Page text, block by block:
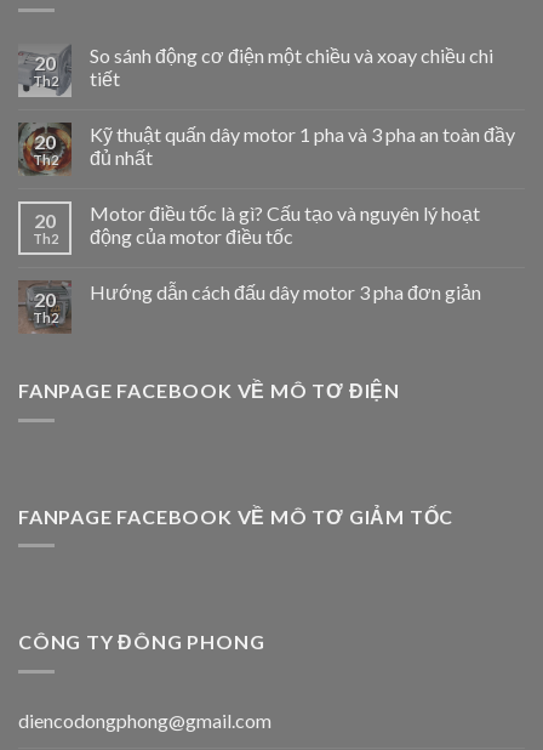
20
Th2
So sánh động cơ điện một chiều và xoay chiều chi
tiết
20
Th2
Kỹ thuật quấn dây motor 1 pha và 3 pha an toàn đầy
đủ nhất
20
Th2
Motor điều tốc là gì? Cấu tạo và nguyên lý hoạt
động của motor điều tốc
20
Th2
Hướng dẫn cách đấu dây motor 3 pha đơn giản
FANPAGE FACEBOOK VỀ MÔ TƠ ĐIỆN
FANPAGE FACEBOOK VỀ MÔ TƠ GIẢM TỐC
CÔNG TY ĐÔNG PHONG
diencodongphong@gmail.com